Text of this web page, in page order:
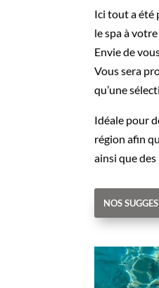
Ici tout a été
le spa à
Envie de
Vous sera
qu’une
Idéale pour
région afin
ainsi que
NOS